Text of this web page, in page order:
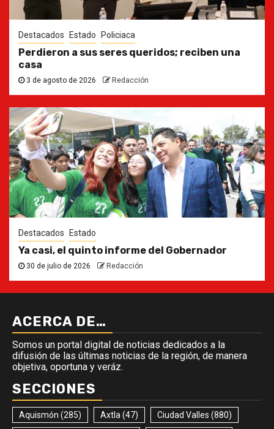
Destacados Estado Policiaca
Perdieron a sus seres queridos; reciben una
casa
3 de agosto de 2026 Redacción
Destacados Estado
Ya casi, el quinto informe del Gobernador
30 de julio de 2026 Redacción
ACERCA DE…
Somos un portal digital de noticias dedicados a la
difusión de las últimas noticias de la región, de manera
objetiva, oportuna y veráz.
SECCIONES
Aquismón (285) Axtla(47) Ciudad Valles (880)